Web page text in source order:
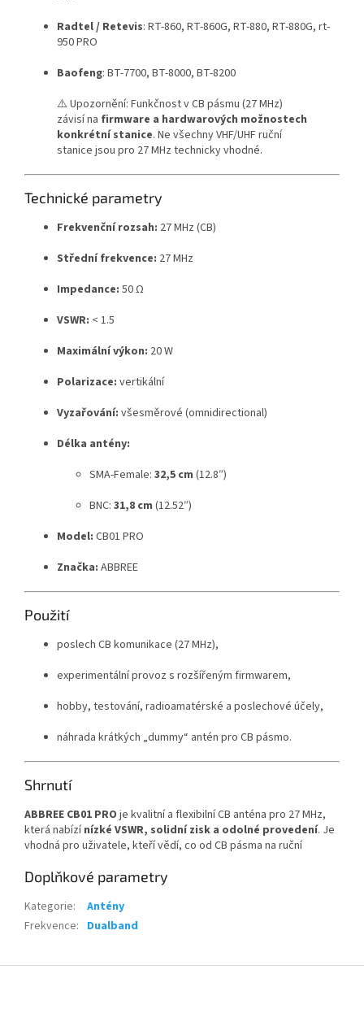
Radtel / Retevis: RT-860, RT-860G, RT-880, RT-880G, rt-
950 PRO
Baofeng: BT-7700, BT-8000, BT-8200
⚠️ Upozornění: Funkčnost v CB pásmu (27 MHz)
závisí na firmware a hardwarových možnostech
konkrétní stanice. Ne všechny VHF/UHF ruční
stanice jsou pro 27 MHz technicky vhodné.
Technické parametry
Frekvenční rozsah: 27 MHz (CB)
Střední frekvence: 27 MHz
Impedance: 50 Ω
VSWR: < 1.5
Maximální výkon: 20 W
Polarizace: vertikální
Vyzařování: všesměrové (omnidirectional)
Délka antény:
SMA-Female: 32,5 cm (12.8″)
BNC: 31,8 cm (12.52″)
Model: CB01 PRO
Značka: ABBREE
Použití
poslech CB komunikace (27 MHz),
experimentální provoz s rozšířeným firmwarem,
hobby, testování, radioamatérské a poslechové účely,
náhrada krátkých „dummy“ antén pro CB pásmo.
Shrnutí
ABBREE CB01 PRO je kvalitní a flexibilní CB anténa pro 27 MHz,
která nabízínízké VSWR, solidní zisk a odolné provedení. Je
vhodná pro uživatele, kteří vědí, co od CB pásma na ruční
Doplňkové parametry
Kategorie:
Antény
Frekvence: Dualband